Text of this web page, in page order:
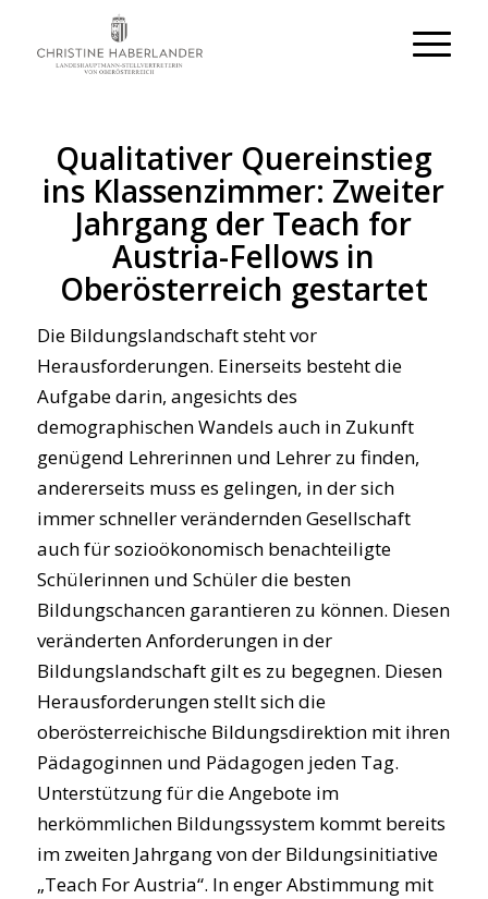
Qualitativer Quereinstieg
ins Klassenzimmer: Zweiter
Jahrgang der Teach for
Austria-Fellows in
Oberösterreich gestartet
Die Bildungslandschaft steht vor
Herausforderungen. Einerseits besteht die
Aufgabe darin, angesichts des
demographischen Wandels auch in Zukunft
genügend Lehrerinnen und Lehrer zu finden,
andererseits muss es gelingen, in der sich
immer schneller verändernden Gesellschaft
auch für sozioökonomisch benachteiligte
Schülerinnen und Schüler die besten
Bildungschancen garantieren zu können. Diesen
veränderten Anforderungen in der
Bildungslandschaft gilt es zu begegnen. Diesen
Herausforderungen stellt sich die
oberösterreichische Bildungsdirektion mit ihren
Pädagoginnen und Pädagogen jeden Tag.
Unterstützung für die Angebote im
herkömmlichen Bildungssystem kommt bereits
im zweiten Jahrgang von der Bildungsinitiative
„Teach For Austria“. In enger Abstimmung mit